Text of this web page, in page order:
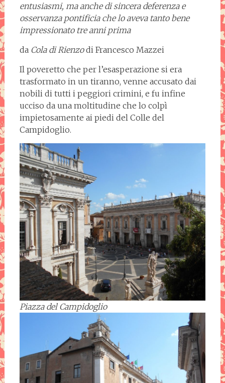
entusiasmi, ma anche di sincera deferenza e
osservanza pontificia che lo aveva tanto bene
impressionato tre anni prima
da Cola di Rienzodi Francesco Mazzei
Il poveretto che per l’esasperazione si era
trasformato in un tiranno, venne accusato dai
nobili di tutti i peggiori crimini, e fu infine
ucciso da una moltitudine che lo colpì
impietosamente ai piedi del Colle del
Campidoglio.
Piazza del Campidoglio